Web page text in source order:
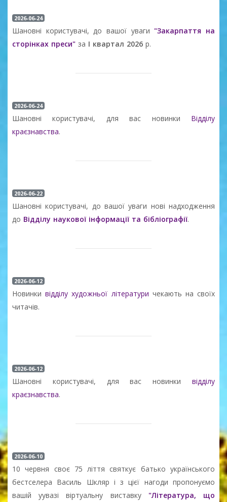
2026-06-24
Шановні користувачі, до вашої уваги "Закарпаття на
сторінках преси" за І квартал 2026 р.
2026-06-24
Шановні користувачі, для вас новинки Відділу
краєзнавства.
2026-06-22
Шановні користувачі, до вашої уваги нові надходження
до Відділу наукової інформації та бібліографії.
2026-06-12
Новинкивідділу художньої літератури чекають на своїх
читачів.
2026-06-12
Шановні користувачі, для вас новинки відділу
краєзнавства.
2026-06-10
10 червня своє 75 ліття святкує батько українського
бестселера Василь Шкляр і з цієї нагоди пропонуємо
вашій уувазі віртуальну виставку "Література, що